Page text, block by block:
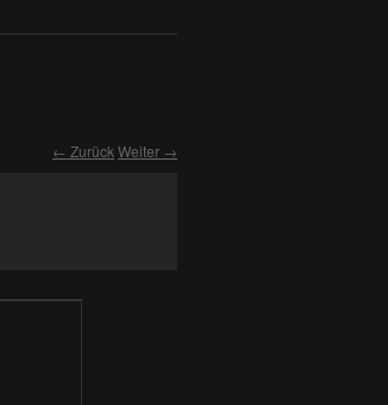
← Zurück Weiter →